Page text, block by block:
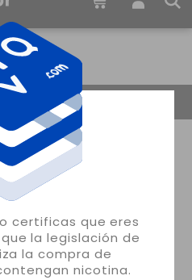
certificas que eres
la legislación de
la compra de
nicotina.
enviado en 01m: